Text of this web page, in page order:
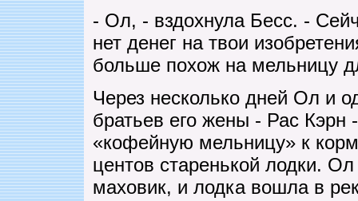
- Ол, - вздохнула Бесс. -
нет денег на твои
больше похож на мельницу
Через несколько дней Ол и
братьев его жены - Рас Кэрн
«кофейную мельницу» к
центов старенькой лодки. Ол
маховик, и лодка вошла в